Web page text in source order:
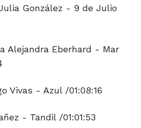
González - 9 de Julio
Alejandra Eberhard - Mar
Vivas - Azul /01:08:16
- Tandil /01:01:53